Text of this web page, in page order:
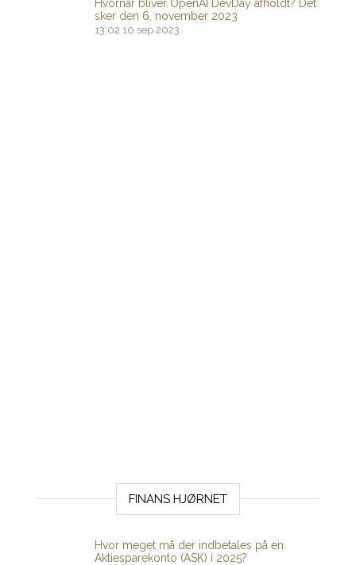
Hvornår bliver OpenAI DevDay afholdt? Det
sker den 6. november 2023
13:02 10 sep 2023
FINANS HJØRNET
Hvor meget må der indbetales på en
Aktiesparekonto (ASK) i 2025?